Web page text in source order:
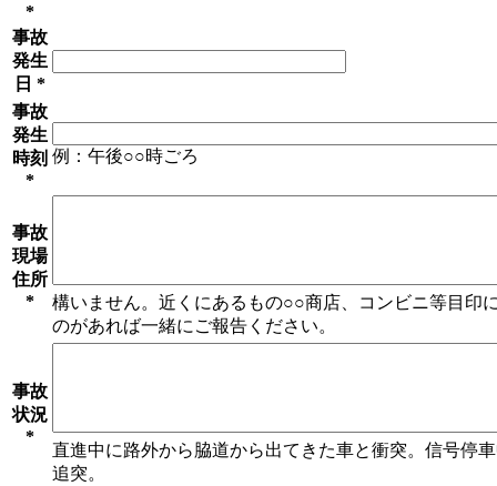
*
事故
発生
日 *
事故
発生
時刻
*
例：午後○○時ごろ
事故
現場
住所
*
構いません。近くにあるもの○○商店、コンビニ等目印
のがあれば一緒にご報告ください。
事故
状況
*
直進中に路外から脇道から出てきた車と衝突。信号停
追突。